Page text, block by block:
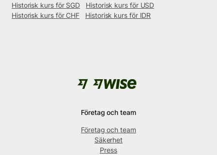
Historisk kurs för SGD
Historisk kurs för USD
Historisk kurs för CHF
Historisk kurs för IDR
Företag och team
Företag och team
Säkerhet
Press